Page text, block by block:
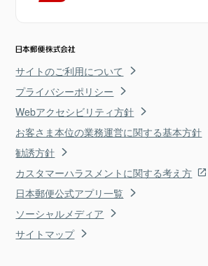
サイトのご利用について
プライバシーポリシー
Webアクセシビリティ方針
お客さま本位の業務運営に関する基本方針
勧誘方針
カスタマーハラスメントに関する考え方
日本郵便公式アプリ一覧
ソーシャルメディア
サイトマップ